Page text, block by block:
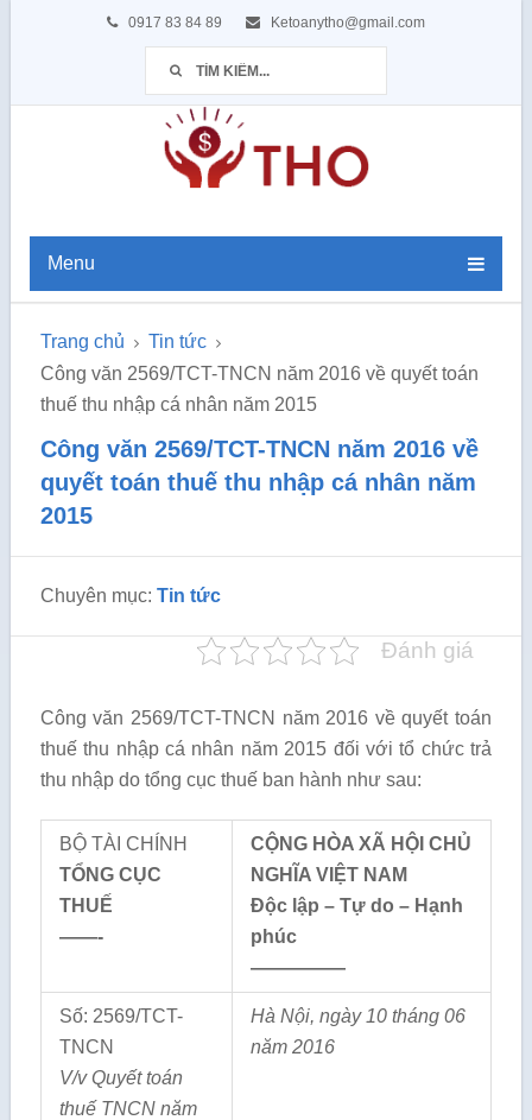
0917 83 84 89 Ketoanytho@gmail.com
Menu
Trang chủ
Tin tức
Công văn 2569/TCT-TNCN năm 2016 về quyết toán
thuế thu nhập cá nhân năm 2015
Công văn 2569/TCT-TNCN năm 2016 về
quyết toán thuế thu nhập cá nhân năm
2015
Chuyên mục: Tin tức
Đánh giá
Công văn 2569/TCT-TNCN năm 2016 về quyết toán
thuế thu nhập cá nhân năm 2015 đối với tổ chức trả
thu nhập do tổng cục thuế ban hành như sau:
BỘ TÀI CHÍNH
TỔNG CỤC
THUẾ
——-
CỘNG HÒA XÃ HỘI CHỦ
NGHĨA VIỆT NAM
Độc lập – Tự do – Hạnh
phúc
—————
Số: 2569/TCT-
TNCN
V/v Quyết toán
thuế TNCN năm
Hà Nội, ngày 10 tháng 06
năm 2016